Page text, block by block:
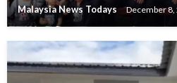
Malaysia News Todays December 8,